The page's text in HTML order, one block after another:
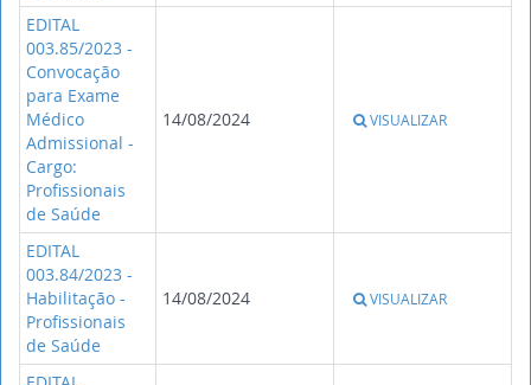
EDITAL
003.85/2023 -
Convocação
para Exame
Médico
Admissional -
Cargo:
Profissionais
de Saúde
14/08/2024 VISUALIZAR
EDITAL
003.84/2023 -
Habilitação -
Profissionais
de Saúde
14/08/2024 VISUALIZAR